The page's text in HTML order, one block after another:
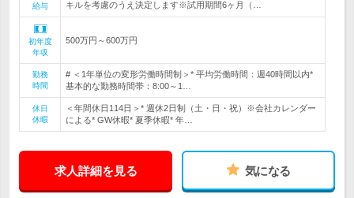
給与 キルを考慮のうえ決定します※試用期間6ヶ月（…
初年度
年収
500万円～600万円
勤務
時間
# ＜1年単位の変形労働時間制＞* 平均労働時間：週40時間以内*
基本的な勤務時間帯：8:00～1…
休日
休暇
＜年間休日114日＞* 週休2日制（土・日・祝）※会社カレンダー
による* GW休暇* 夏季休暇* 年…
求人詳細を見る 気になる